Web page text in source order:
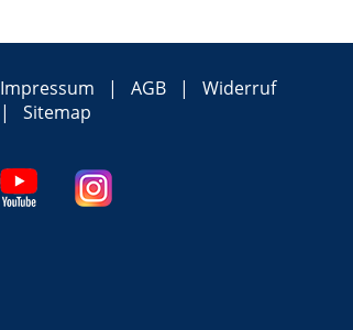
Impressum AGB
Widerruf
Sitemap